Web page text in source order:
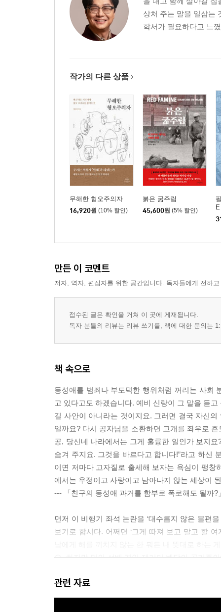
상처 주는 말을 일삼는
학서가 필요하다고 느
작가의 다른 상품
무해한 혐오주의자
16,920원 (10% 할인)
붉은 굶주림
45,600원 (5% 할인)
E
만든 이 코멘트
저자, 역자, 편집자를 위한 공간입니다. 독자들에게 전하
접수된 글은 확인을 거쳐 이 곳에 게재됩니다.
독자 분들의 리뷰는 리뷰 쓰기를, 책에 대한 문의는
책 속으로
동성애를 범죄나 부도덕한 행위처럼 꺼리는 사회
고 있다고도 하겠습니다. 예비 신랑이 그 말을 듣
길 사안이 아니라는 것이지요. 그러면 결국 자신
일까요? 다시 공자님을 소환하면 고개를 좌우로
공, 당신네 나라에서는 그게 훌륭한 일인가 보지
숨겨 주지요. 그것을 바르다고 합니다!”라고 하신
이면 저마다 고자질로 출세해 보자는 욕심이 팽
에서는 우정이고 사랑이고 남아나지 않는 세상이
--- 「친구의 동성애 과거를 함부로 폭로해도 될까?
먼저 이 비행기 좌석 논란을 ‘대수롭지 않은 불편
보기로 합시다. 어쩌면 ‘그게 따져 보고 말고 할
요. 하지만 밀의 선배 격인 제러미 벤담의 공리주
이 다른 구성원들에게 영향을 미치지 않는 이상
대단히 절실하며 회복하기 힘든 대상은 논외입니
관련 자료